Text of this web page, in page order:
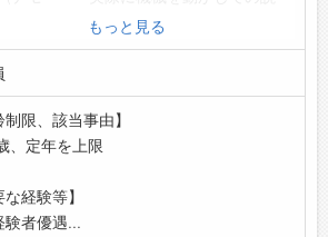
客店舗に運搬、設置・工事、取扱方法
械に不具合があった際、修理・部品交
引先へのルートセールスです。
所有の営業車を使用して、営業活動しま
もっと見る
制限、該当事由】
、定年を上限
な経験等】
験者優遇...